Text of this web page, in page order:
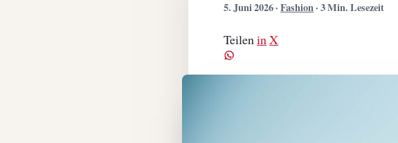
5. Juni 2026·Fashion·3 Min. Lesezeit
Teilen in X